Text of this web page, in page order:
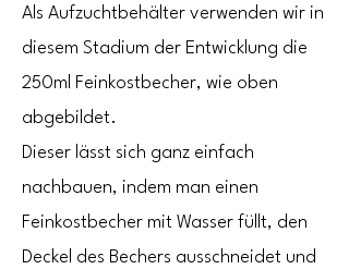
Als Aufzuchtbehälter verwenden wir in
diesem Stadium der Entwicklung die
250ml Feinkostbecher, wie oben
abgebildet.
​Dieser lässt sich ganz einfach
nachbauen, indem man einen
Feinkostbecher mit Wasser füllt, den
Deckel des Bechers ausschneidet und